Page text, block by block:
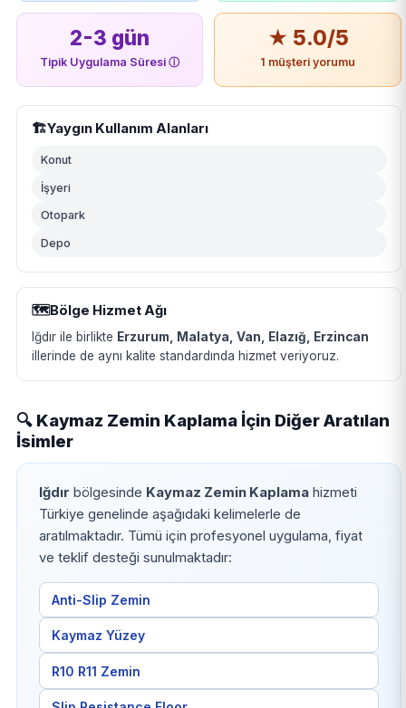
2-3 gün
Tipik Uygulama Süresiⓘ
★ 5.0/5
1 müşteri yorumu
🏗️Yaygın Kullanım Alanları
Konut
İşyeri
Otopark
Depo
🗺️Bölge Hizmet Ağı
Iğdır ile birlikte Erzurum, Malatya, Van, Elazığ, Erzincan
illerinde de aynı kalite standardında hizmet veriyoruz.
🔍 Kaymaz Zemin Kaplama İçin Diğer Aratılan
İsimler
Iğdır bölgesinde Kaymaz Zemin Kaplamahizmeti
Türkiye genelinde aşağıdaki kelimelerle de
aratılmaktadır. Tümü için profesyonel uygulama, fiyat
ve teklif desteği sunulmaktadır:
Anti-Slip Zemin
Kaymaz Yüzey
R10 R11 Zemin